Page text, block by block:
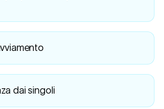
dai singoli